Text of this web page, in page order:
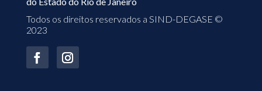
Todos os direitos reservados a SIND-DEGASE ©
2023